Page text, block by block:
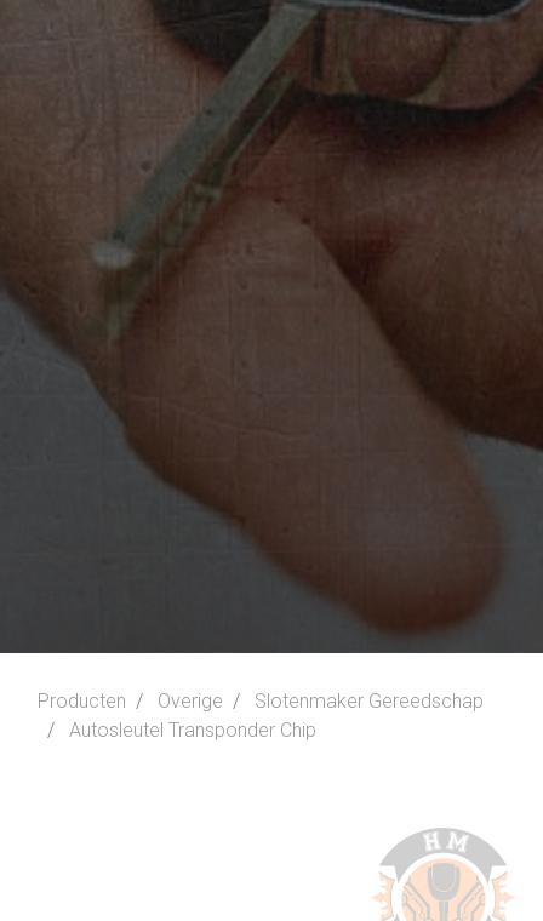
Producten Overige
Slotenmaker Gereedschap
Autosleutel Transponder Chip